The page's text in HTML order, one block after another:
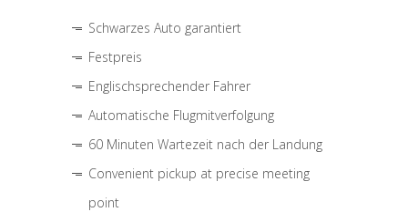
Schwarzes Auto garantiert
Festpreis
Englischsprechender Fahrer
Automatische Flugmitverfolgung
60 Minuten Wartezeit nach der Landung
Convenient pickup at precise meeting
point